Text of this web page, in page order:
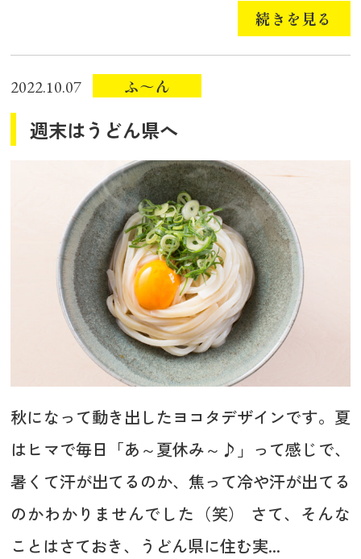
続きを見る
2022.10.07 ふ～ん
週末はうどん県へ
秋になって動き出したヨコタデザインです。夏
はヒマで毎日「あ～夏休み～♪」って感じで、
暑くて汗が出てるのか、焦って冷や汗が出てる
のかわかりませんでした（笑） さて、そんな
ことはさておき、うどん県に住む実...